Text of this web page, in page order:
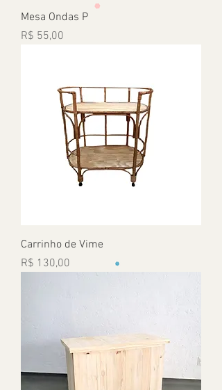
Mesa Ondas P
Preço
R$ 55,00
Carrinho de Vime
Preço
R$ 130,00